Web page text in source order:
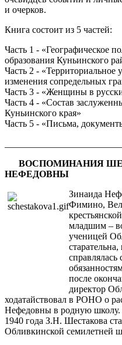
и очерков.
Книга состоит из 5 частей:
Часть 1 - «Географическое
образования Куньинского
Часть 2 - «Территориальное
изменения сопредельных
Часть 3 - «Женщины в
Часть 4 - «Состав
Куньинского края»
Часть 5 - «Письма,
ВОСПОМИНАНИЯ
НЕФЕДОВНЫ
Зинаида
Фимино,
младшим –
ученицей
после
директор
ходатайствовал в РОНО о
Нефедовны в родную школу.
1940 года З.Н. Шестакова
Обливкинской семилетней